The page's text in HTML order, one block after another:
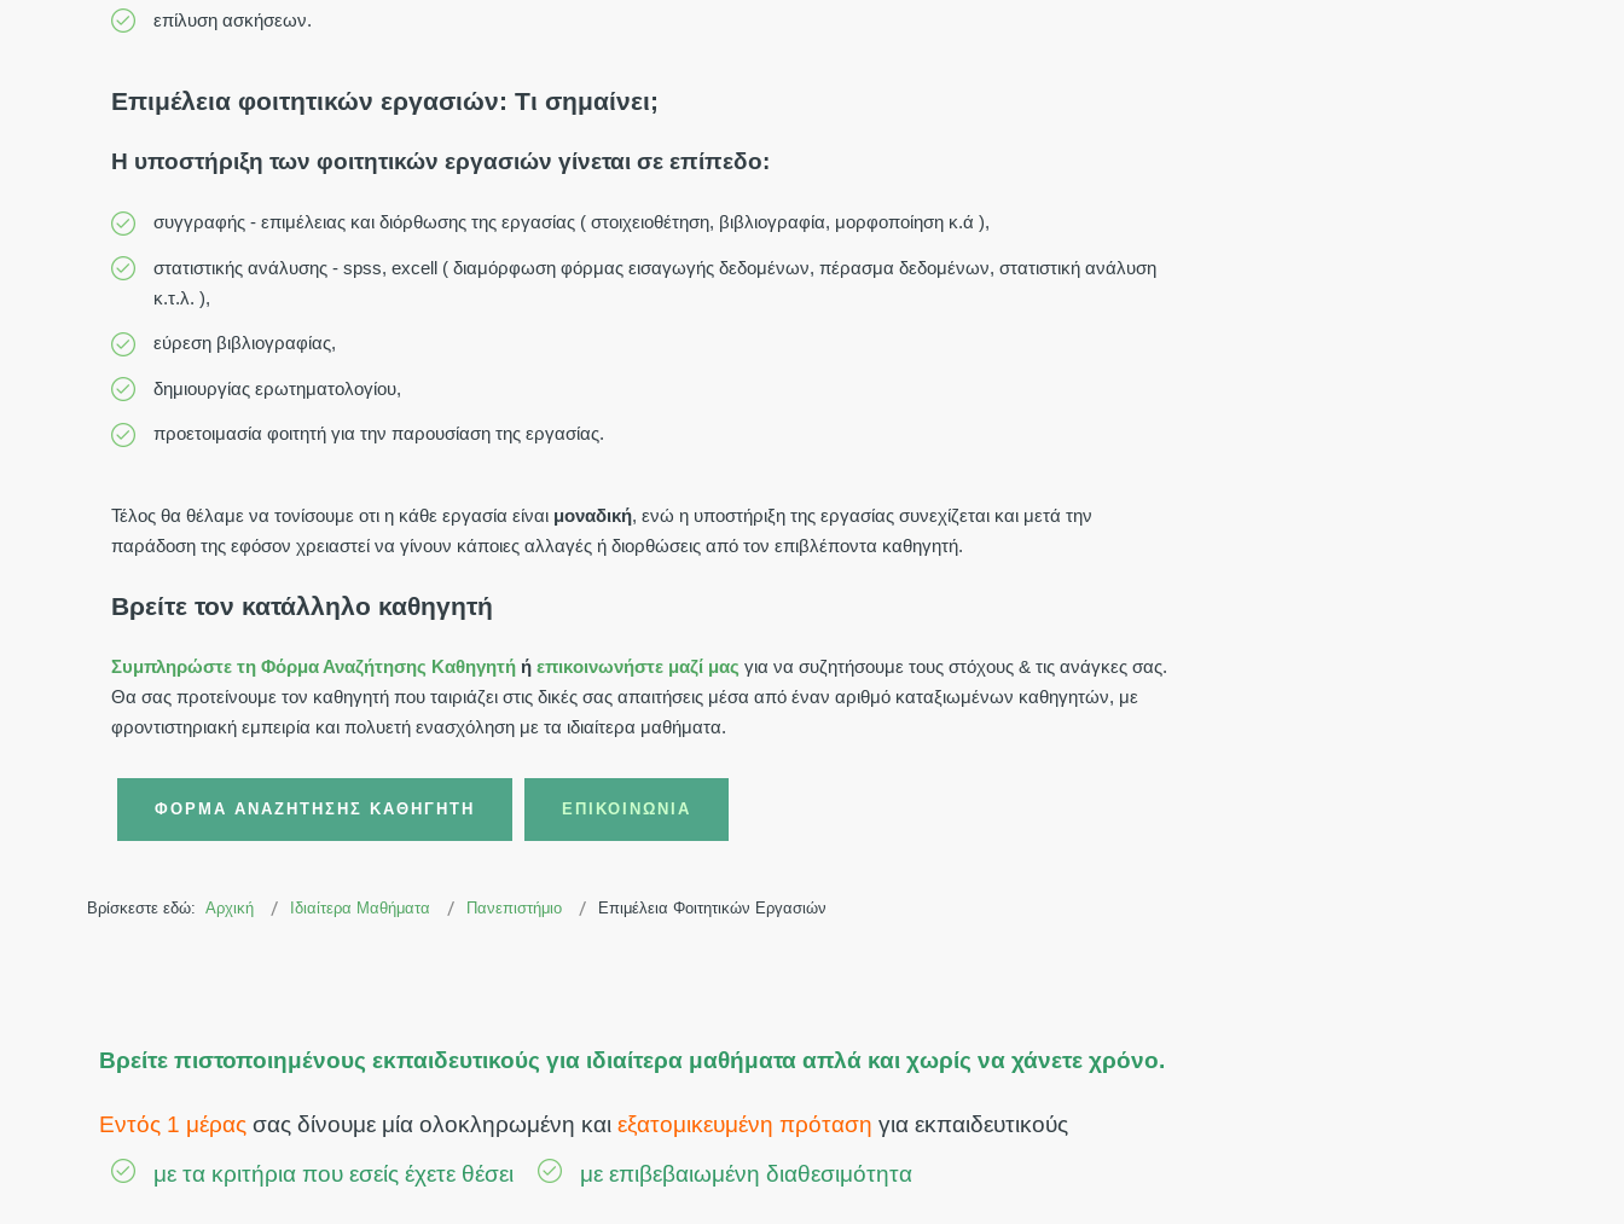
επίλυση ασκήσεων.
Επιμέλεια φοιτητικών εργασιών: Τι σημαίνει;
Η υποστήριξη των φοιτητικών εργασιών γίνεται σε επίπεδο:
συγγραφής - επιμέλειας και διόρθωσης της εργασίας ( στοιχειοθέτηση, βιβλιογραφία, μορφοποίηση κ.ά ),
στατιστικής ανάλυσης - spss, excell ( διαμόρφωση φόρμας εισαγωγής δεδομένων, πέρασμα δεδομένων, στατιστική ανάλυση
κ.τ.λ. ),
εύρεση βιβλιογραφίας,
δημιουργίας ερωτηματολογίου,
προετοιμασία φοιτητή για την παρουσίαση της εργασίας.
Τέλος θα θέλαμε να τονίσουμε οτι η κάθε εργασία είναι μοναδική, ενώ η υποστήριξη της εργασίας συνεχίζεται και μετά την
παράδοση της εφόσον χρειαστεί να γίνουν κάποιες αλλαγές ή διορθώσεις από τον επιβλέποντα καθηγητή.
Βρείτε τον κατάλληλο καθηγητή
Συμπληρώστε τη Φόρμα Αναζήτησης Καθηγητή ή επικοινωνήστε μαζί μας για να συζητήσουμε τους στόχους & τις ανάγκες σας.
Θα σας προτείνουμε τον καθηγητή που ταιριάζει στις δικές σας απαιτήσεις μέσα από έναν αριθμό καταξιωμένων καθηγητών, με
φροντιστηριακή εμπειρία και πολυετή ενασχόληση με τα ιδιαίτερα μαθήματα.
ΦΌΡΜΑ ΑΝΑΖΉΤΗΣΗΣ ΚΑΘΗΓΗΤΉ ΕΠΙΚΟΙΝΩΝΊΑ
Βρίσκεστε εδώ: Αρχική Ιδιαίτερα Μαθήματα Πανεπιστήμιο Επιμέλεια Φοιτητικών Εργασιών
Βρείτε πιστοποιημένους εκπαιδευτικούς για ιδιαίτερα μαθήματα απλά και χωρίς να χάνετε χρόνο.
Εντός 1 μέρας σας δίνουμε μία ολοκληρωμένη και εξατομικευμένη πρόταση για εκπαιδευτικούς
με τα κριτήρια που εσείς έχετε θέσει
με επιβεβαιωμένη διαθεσιμότητα